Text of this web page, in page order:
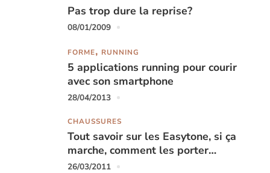
Pas trop dure la reprise?
08/01/2009
FORME RUNNING
5 applications running pour courir
avec son smartphone
28/04/2013
CHAUSSURES
Tout savoir sur les Easytone, si ça
marche, comment les porter…
26/03/2011